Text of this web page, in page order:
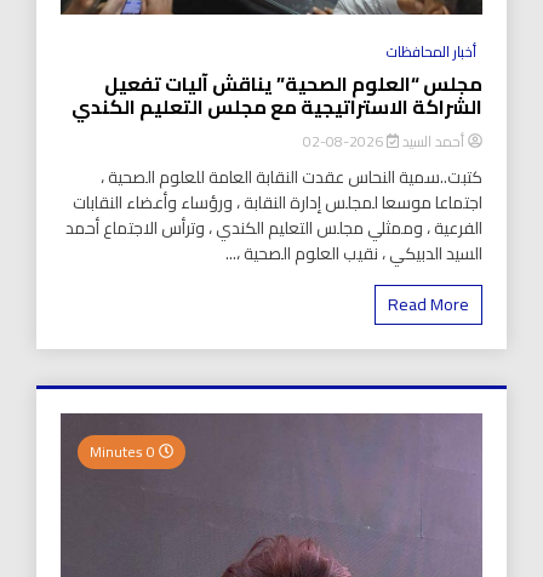
أخبار المحافظات
مجلس “العلوم الصحية” يناقش آليات تفعيل
الشراكة الاستراتيجية مع مجلس التعليم الكندي
أحمد السيد 2026-08-02
كتبت..سمية النحاس عقدت النقابة العامة للعلوم الصحية ،
اجتماعا موسعا لمجلس إدارة النقابة ، ورؤساء وأعضاء النقابات
الفرعية ، وممثلي مجلس التعليم الكندي ، وترأس الاجتماع أحمد
السيد الدبيكي ، نقيب العلوم الصحية ،...
Read More